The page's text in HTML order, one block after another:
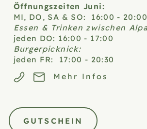
Öffnungszeiten Juni:
MI, DO, SA & SO: 16:00 - 20:00
Essen & Trinken zwischen
jeden DO: 16:00 - 17:00
Burgerpicknick:
jeden FR: 17:00 - 20:30
Mehr Infos
GUTSCHEIN